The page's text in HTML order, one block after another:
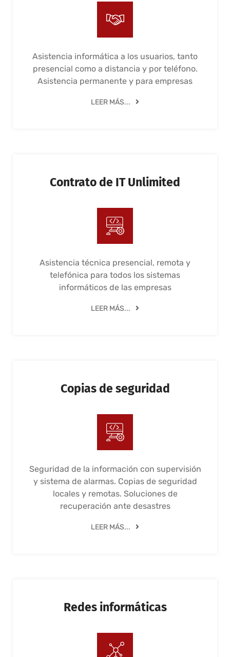
Asistencia informática a los usuarios, tanto
presencial como a distancia y por teléfono.
Asistencia permanente y para empresas
LEER MÁS...
Contrato de IT Unlimited
Asistencia técnica presencial, remota y
telefónica para todos los sistemas
informáticos de las empresas
LEER MÁS...
Copias de seguridad
Seguridad de la información con supervisión
y sistema de alarmas. Copias de seguridad
locales y remotas. Soluciones de
recuperación ante desastres
LEER MÁS...
Redes informáticas